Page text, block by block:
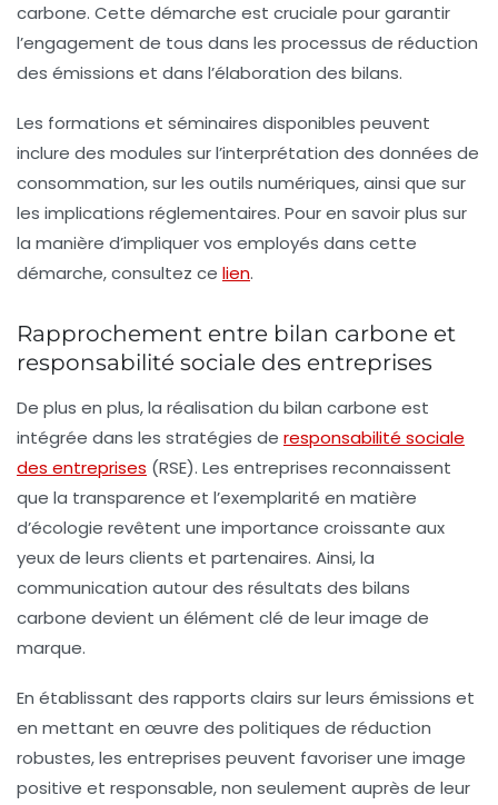
carbone. Cette démarche est cruciale pour garantir
l’engagement de tous dans les processus de réduction
des émissions et dans l’élaboration des bilans.
Les formations et séminaires disponibles peuvent
inclure des modules sur l’interprétation des données de
consommation, sur les outils numériques, ainsi que sur
les implications réglementaires. Pour en savoir plus sur
la manière d’impliquer vos employés dans cette
démarche, consultez ce lien.
Rapprochement entre bilan carbone et
responsabilité sociale des entreprises
De plus en plus, la réalisation du bilan carbone est
intégrée dans les stratégies de responsabilité sociale
des entreprises (RSE). Les entreprises reconnaissent
que la transparence et l’exemplarité en matière
d’écologie revêtent une importance croissante aux
yeux de leurs clients et partenaires. Ainsi, la
communication autour des résultats des bilans
carbone devient un élément clé de leur image de
marque.
En établissant des rapports clairs sur leurs émissions et
en mettant en œuvre des politiques de réduction
robustes, les entreprises peuvent favoriser une image
positive et responsable, non seulement auprès de leur